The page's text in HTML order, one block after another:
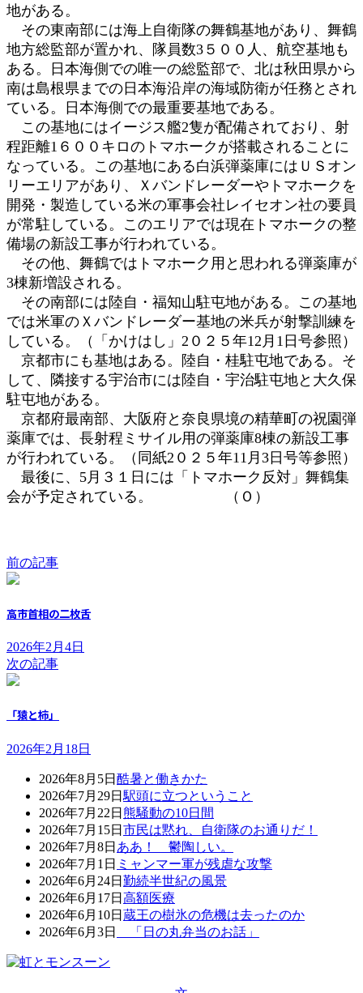
地がある。
その東南部には海上自衛隊の舞鶴基地があり、舞鶴
地方総監部が置かれ、隊員数3５００人、航空基地も
ある。日本海側での唯一の総監部で、北は秋田県から
南は島根県までの日本海沿岸の海域防衛が任務とされ
ている。日本海側での最重要基地である。
この基地にはイージス艦2隻が配備されており、射
程距離1６００キロのトマホークが搭載されることに
なっている。この基地にある白浜弾薬庫にはＵＳオン
リーエリアがあり、Ｘバンドレーダーやトマホークを
開発・製造している米の軍事会社レイセオン社の要員
が常駐している。このエリアでは現在トマホークの整
備場の新設工事が行われている。
その他、舞鶴ではトマホーク用と思われる弾薬庫が
3棟新増設される。
その南部には陸自・福知山駐屯地がある。この基地
では米軍のＸバンドレーダー基地の米兵が射撃訓練を
している。（「かけはし」2０２５年12月1日号参照）
京都市にも基地はある。陸自・桂駐屯地である。そ
して、隣接する宇治市には陸自・宇治駐屯地と大久保
駐屯地がある。
京都府最南部、大阪府と奈良県境の精華町の祝園弾
薬庫では、長射程ミサイル用の弾薬庫8棟の新設工事
が行われている。（同紙2０２５年11月3日号等参照）
最後に、5月３１日には「トマホーク反対」舞鶴集
会が予定されている。 （Ｏ）
前の記事
高市首相の二枚舌
2026年2月4日
次の記事
「猿と柿」
2026年2月18日
2026年8月5日 酷暑と働きかた
2026年7月29日 駅頭に立つということ
2026年7月22日 熊騒動の10日間
2026年7月15日 市民は黙れ、自衛隊のお通りだ！
2026年7月8日 ああ！ 鬱陶しい。
2026年7月1日 ミャンマー軍が残虐な攻撃
2026年6月24日 勤続半世紀の風景
2026年6月17日 高額医療
2026年6月10日 蔵王の樹氷の危機は去ったのか
2026年6月3日
「日の丸弁当のお話」